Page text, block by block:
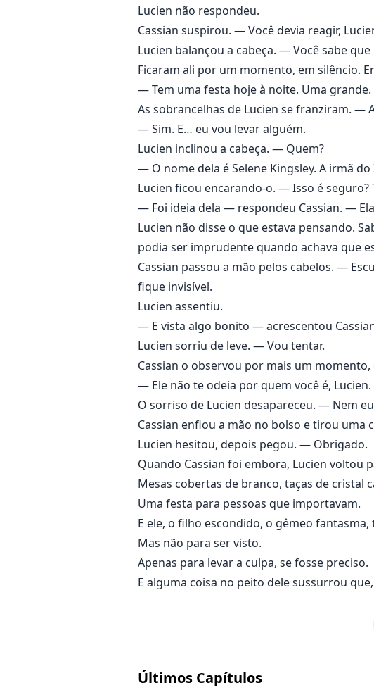
Lucien não respondeu.
Cassian suspirou. — Você devia reagir,
Lucien balançou a cabeça. — Você sabe que
Ficaram ali por um momento, em silêncio.
— Tem uma festa hoje à noite. Uma grande.
As sobrancelhas de Lucien se franziram. —
— Sim. E… eu vou levar alguém.
Lucien inclinou a cabeça. — Quem?
— O nome dela é Selene Kingsley. A irmã do
Lucien ficou encarando-o. — Isso é seguro?
— Foi ideia dela — respondeu Cassian. —
Lucien não disse o que estava pensando.
podia ser imprudente quando achava que
Cassian passou a mão pelos cabelos. —
fique invisível.
Lucien assentiu.
— E vista algo bonito — acrescentou
Lucien sorriu de leve. — Vou tentar.
Cassian o observou por mais um momento,
— Ele não te odeia por quem você é,
O sorriso de Lucien desapareceu. — Nem
Cassian enfiou a mão no bolso e tirou
Lucien hesitou, depois pegou. — Obrigado.
Quando Cassian foi embora, Lucien voltou
Mesas cobertas de branco, taças de cristal
Uma festa para pessoas que importavam.
E ele, o filho escondido, o gêmeo
Mas não para ser visto.
Apenas para levar a culpa, se fosse preciso.
E alguma coisa no peito dele sussurrou
Últimos Capítulos